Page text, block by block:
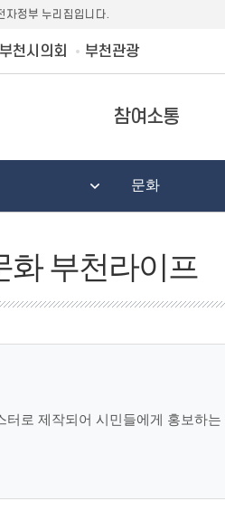
자정부 누리집입니다.
부천시의회 부천관광
참여소통
문화
화 부천라이프
터로 제작되어 시민들에게 홍보하